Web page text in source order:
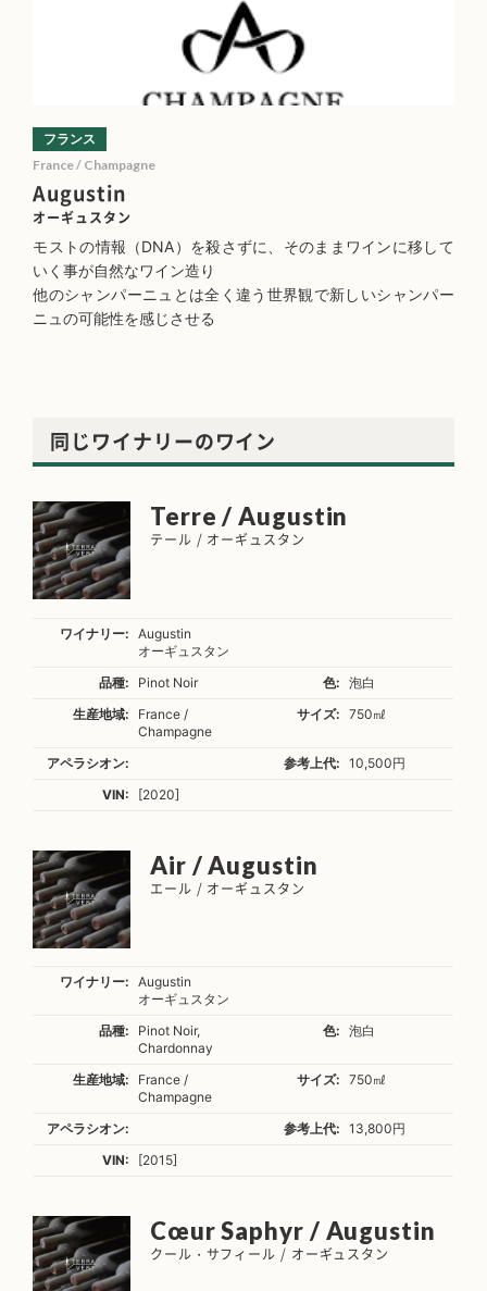
Augustin
オーギュスタン
フランス
France / Champagne
モストの情報（DNA）を殺さずに、そのままワインに移して
いく事が自然なワイン造り
他のシャンパーニュとは全く違う世界観で新しいシャンパー
ニュの可能性を感じさせる
同じワイナリーのワイン
Terre / Augustin
テール / オーギュスタン
ワイナリー:
Augustin
オーギュスタン
品種:
Pinot Noir 色:
泡白
生産地域:
France /
Champagne
サイズ: 750㎖
アペラシオン: 参考上代:
10,500円
VIN:
[2020]
Air / Augustin
エール / オーギュスタン
ワイナリー:
Augustin
オーギュスタン
品種:
Pinot Noir,
Chardonnay
色: 泡白
生産地域:
France /
Champagne
サイズ: 750㎖
アペラシオン: 参考上代:
13,800円
VIN:
[2015]
Cœur Saphyr / Augustin
クール・サフィール / オーギュスタン